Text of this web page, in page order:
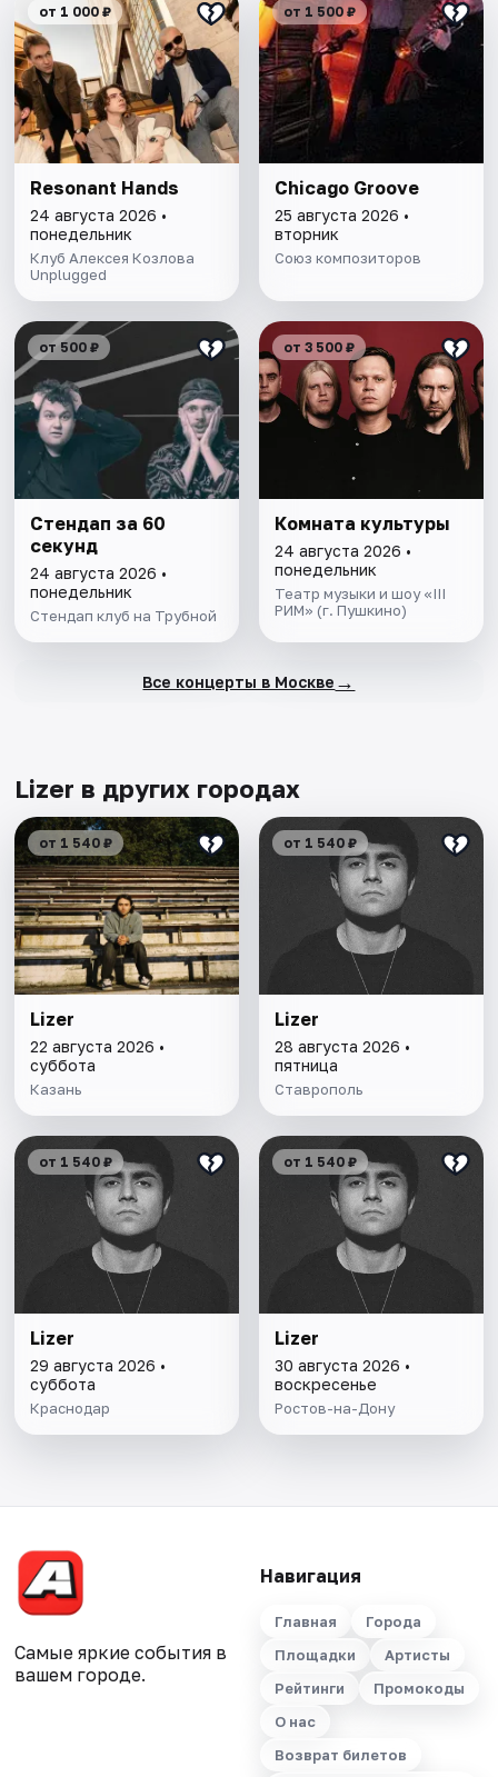
от 1 000 ₽
Resonant Hands
24 августа 2026 •
понедельник
Клуб Алексея Козлова
Unplugged
от 1 500 ₽
Chicago Groove
25 августа 2026 •
вторник
Союз композиторов
от 500 ₽
Стендап за 60
секунд
24 августа 2026 •
понедельник
Стендап клуб на Трубной
от 3 500 ₽
Комната культуры
24 августа 2026 •
понедельник
Театр музыки и шоу «III
РИМ» (г. Пушкино)
Все концерты в Москве →
Lizer в других городах
от 1 540 ₽
Lizer
22 августа 2026 •
суббота
Казань
от 1 540 ₽
Lizer
28 августа 2026 •
пятница
Ставрополь
от 1 540 ₽
Lizer
29 августа 2026 •
суббота
Краснодар
от 1 540 ₽
Lizer
30 августа 2026 •
воскресенье
Ростов-на-Дону
Самые яркие события в
вашем городе.
Навигация
Главная
Города
Площадки
Артисты
Рейтинги
Промокоды
О нас
Возврат билетов